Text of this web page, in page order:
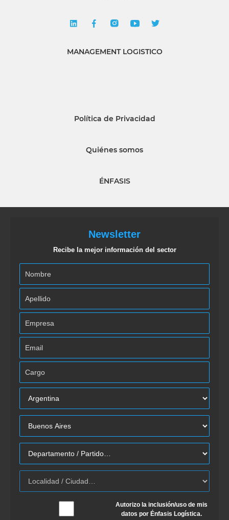
MANAGEMENT LOGISTICO
Política de Privacidad
Quiénes somos
ÉNFASIS
Newsletter
Recibe la mejor información del sector
Autorizo la inclusión/uso de mis
datos por Énfasis Logística.